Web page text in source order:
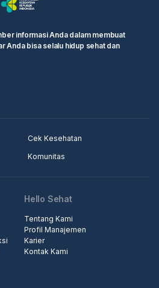
informasi Anda dalam membuat
Anda bisa selalu hidup sehat dan
Cek Kesehatan
Komunitas
Hello Sehat
Tentang Kami
Profil Manajemen
Karier
Kontak Kami